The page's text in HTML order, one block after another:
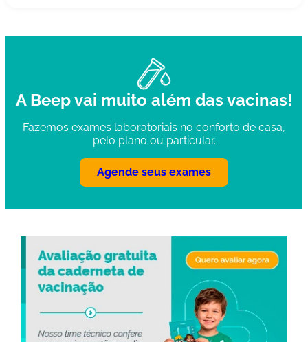
A Beep vai muito além das vacinas!
Fazemos exames laboratoriais no conforto de casa,
pelo plano ou particular.
Agende seus exames